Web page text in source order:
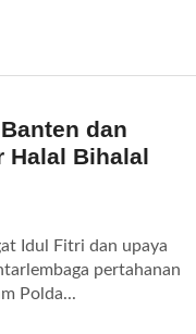
dan
Halal Bihalal
Idul Fitri dan upaya
pertahanan
Polda...